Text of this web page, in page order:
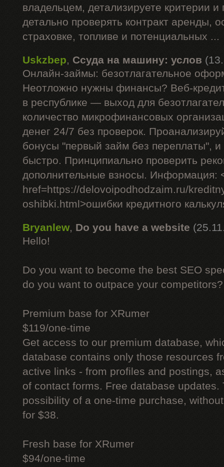
владельцем, детализируете критерии
детально проверять контракт аренды,
страховке, топливе и потенциальных ...
Uskzbep, Ссуда на машину: услов
Онлайн-займы: безотлагательное
Неотложно нужны финансы? Веб-
в республике — выход для
количество микрофинансовых
денег 24/7 без проверок.
бонусы "первый займ без переплаты", и
быстро. Принципиально проверить
дополнительные взносы. Информация:
href=https://delovoipodhodzaim.ru/
oshibki.html>ошибки кредитного
Bryanlew, Do you have a website
Hello!
Do you want to become the best SEO
do you want to outpace your competitors?
Premium base for XRumer
$119/one-time
Get access to our premium database,
database contains only those resources
active links - from profiles and postings,
of contact forms. Free database updates.
possibility of a one-time purchase,
for $38.
Fresh base for XRumer
$94/one-time